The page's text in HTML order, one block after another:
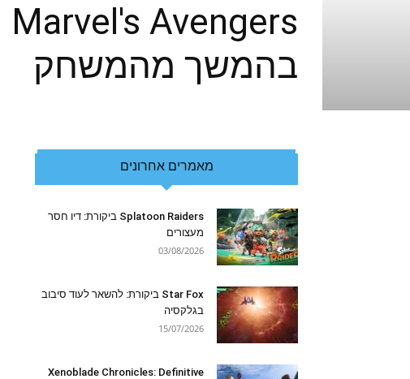
בהמשך מהמשחק
מאמרים אחרונים
Splatoon Raiders ביקורת: דיו חסר
מעצורים
03/08/2026
Star Fox ביקורת: להשאר לעוד סיבוב
בגלקסיה
15/07/2026
Xenoblade Chronicles: Definitive